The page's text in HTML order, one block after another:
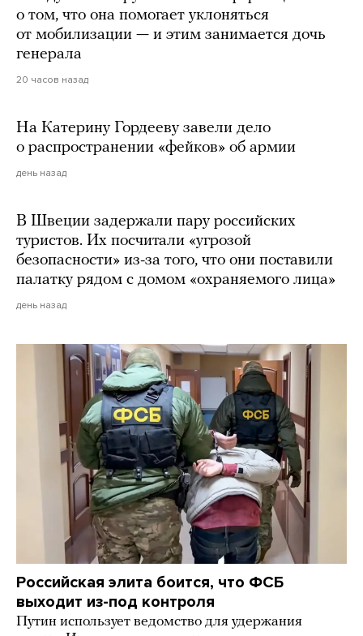
о том, что она помогает уклоняться
от мобилизации — и этим занимается дочь
генерала
20 часов назад
На Катерину Гордееву завели дело
о распространении «фейков» об армии
день назад
В Швеции задержали пару российских
туристов. Их посчитали «угрозой
безопасности» из-за того, что они поставили
палатку рядом с домом «охраняемого лица»
день назад
Российская элита боится, что ФСБ
выходит из-под контроля
Путин использует ведомство для удержания